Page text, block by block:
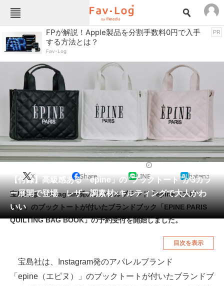
Fav-Logカテゴリー一覧
TOP
インテリア・収納 おもちゃ・ホビー
キッチン家電
キッチン用品
コンテンツ・サービス スイーツ・お菓子
スポーツ・レジャー スマホ・携帯電話
パソコン・タブレット ファッション
ペット 家電
工具・DIY 本・DVD・CD
生活家電 生活用品
腕時計 車・バイク
釣り具・釣り用品 食品・飲料・お酒
FPが解説！Apple製品を分割手数料0円で入手
する方法とは？
Fav-Log
PR
【付録】高級感ある「epine」の“ブックトート”が3カラ
ー展開で登場 レザー調素材×キルティングで大人かわ
いい
X Share LINE hatena
宝島社は、Instagram発のアパレルブランド「epine（エピ
ヌ）」のブックトートが付いたブランドブック「EPINE PARIS
QUILTING BAG BOOK」の予約受付を開始しました。
目次を表示
宝島社は、Instagram発のアパレルブランド
「epine（エピヌ）」のブックトートが付いたブランドブ